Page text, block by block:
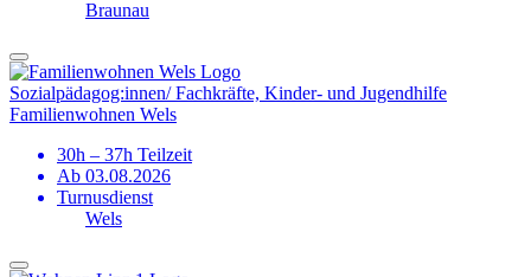
Braunau
Sozial­pädagog:innen/ Fachkräfte, Kinder- und Jugendhilfe
Familienwohnen Wels
30h – 37h Teilzeit
Ab 03.08.2026
Turnusdienst
Wels